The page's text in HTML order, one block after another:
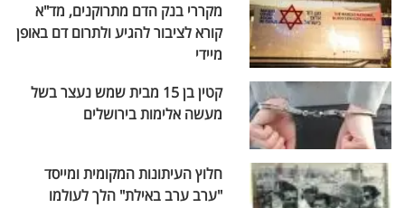
מקררי בנק הדם מתרוקנים, מד"א
קורא לציבור להגיע ולתרום דם באופן
מיידי
קטין בן 15 מבית שמש נעצר בשל
מעשה אלימות בירושלים
חלוץ העיתונות המקומית ומייסד
"ערב ערב באילת" הלך לעולמו